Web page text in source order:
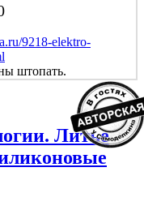
9218-elektro-
штопать.
Литье